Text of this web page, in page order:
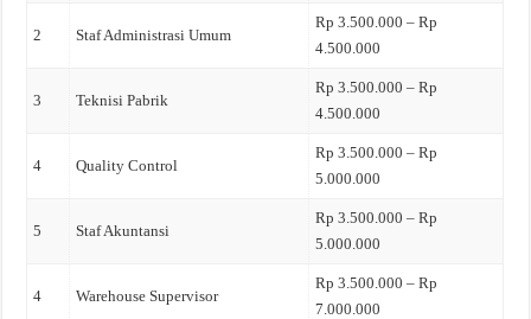
2 Staf Administrasi Umum
Rp 3.500.000 – Rp
4.500.000
3 Teknisi Pabrik
Rp 3.500.000 – Rp
4.500.000
4 Quality Control
Rp 3.500.000 – Rp
5.000.000
5 Staf Akuntansi
Rp 3.500.000 – Rp
5.000.000
4 Warehouse Supervisor
Rp 3.500.000 – Rp
7.000.000